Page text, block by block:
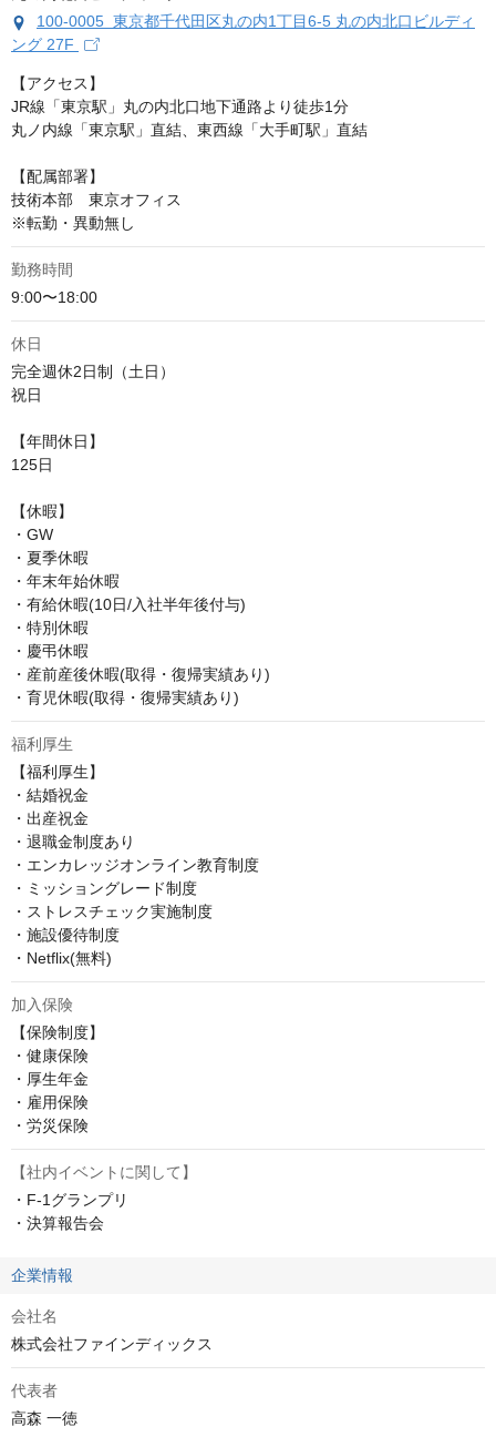
100-0005 東京都千代田区丸の内1丁目6-5 丸の内北口ビルディ
ング 27F
【アクセス】
JR線「東京駅」丸の内北口地下通路より徒歩1分
丸ノ内線「東京駅」直結、東西線「大手町駅」直結
【配属部署】
技術本部　東京オフィス
※転勤・異動無し
勤務時間
9:00〜18:00
休日
完全週休2日制（土日）
祝日
【年間休日】
125日
【休暇】
・GW
・夏季休暇
・年末年始休暇
・有給休暇(10日/入社半年後付与)
・特別休暇
・慶弔休暇
・産前産後休暇(取得・復帰実績あり)
・育児休暇(取得・復帰実績あり)
福利厚生
【福利厚生】
・結婚祝金
・出産祝金
・退職金制度あり
・エンカレッジオンライン教育制度
・ミッショングレード制度
・ストレスチェック実施制度
・施設優待制度
・Netflix(無料)
加入保険
【保険制度】
・健康保険
・厚生年金
・雇用保険
・労災保険
【社内イベントに関して】
・F-1グランプリ
・決算報告会
企業情報
会社名
株式会社ファインディックス
代表者
高森 一徳